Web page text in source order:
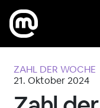
ZAHL DER WOCHE
21. Oktober 2024